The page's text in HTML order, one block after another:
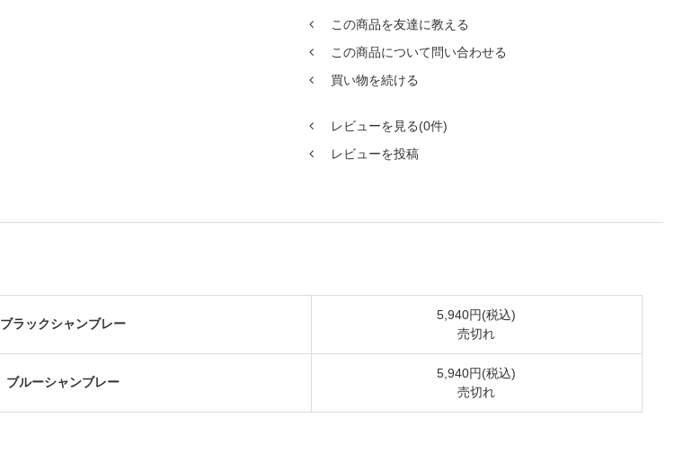
この商品を友達に教える
この商品について問い合わせる
買い物を続ける
レビューを見る(0件)
レビューを投稿
ブラックシャンブレー
5,940円(税込)
売切れ
ブルーシャンブレー
5,940円(税込)
売切れ